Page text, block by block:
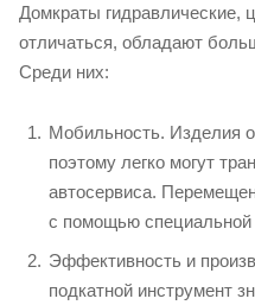
Домкраты гидравлические,
отличаться, обладают
Среди них:
Мобильность. Изделия
поэтому легко могут
автосервиса.
с помощью специальной
Эффективность и
подкатной инструмент